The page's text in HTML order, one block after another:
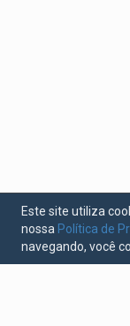
Este site utiliza
nossa Política de
navegando, você